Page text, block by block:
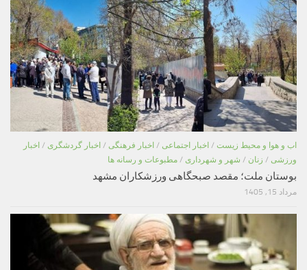
اب و هوا و محیط زیست / اخبار اجتماعی / اخبار فرهنگی / اخبار گردشگری / اخبار
ورزشی / زنان / شهر و شهرداری / مطبوعات و رسانه ها
بوستان ملت؛ مقصد صبحگاهی ورزشکاران مشهد
مرداد 15, 1405